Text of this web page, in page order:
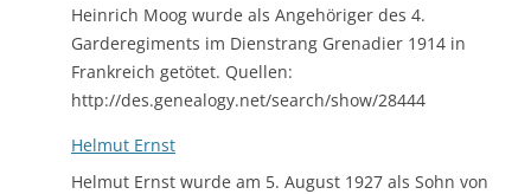
Heinrich Moog wurde als Angehöriger des 4.
Garderegiments im Dienstrang Grenadier 1914 in
Frankreich getötet. Quellen:
http://des.genealogy.net/search/show/28444
Helmut Ernst
Helmut Ernst wurde am 5. August 1927 als Sohn von